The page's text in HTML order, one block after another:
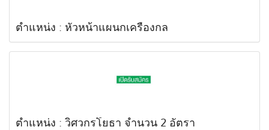
ตำแหน่ง : หัวหน้าแผนกเครื่องกล
ตำแหน่ง : วิศวกรโยธา จำนวน 2 อัตรา